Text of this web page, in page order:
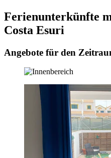
Ferienunterkünfte
Costa Esuri
Angebote für den